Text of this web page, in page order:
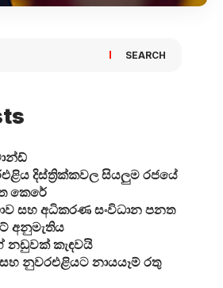
SEARCH
දිස්ත්‍රික්කවල සියලුම රජයේ
කෙරේ
සහ අධිකරණ සංවිධාන පනත
අනුමැතිය
නඩුවක් කැඳවයි
නුවරඑළියට නායයෑම් රතු